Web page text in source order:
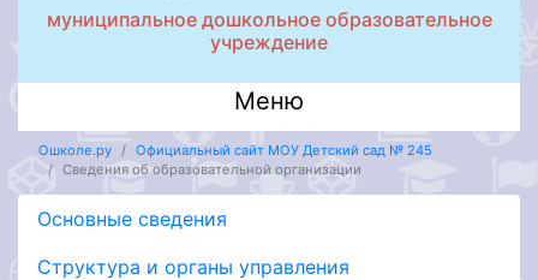
муниципальное дошкольное образовательное
учреждение
Меню
Ошколе.ру
Официальный сайт МОУ Детский сад № 245
Сведения об образовательной организации
Основные сведения
Структура и органы управления